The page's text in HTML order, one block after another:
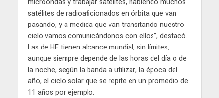
microondas y trabajar satélites, habiendo muchos
satélites de radioaficionados en órbita que van
pasando, y a medida que van transitando nuestro
cielo vamos comunicándonos con ellos”, destacó.
Las de HF tienen alcance mundial, sin límites,
aunque siempre depende de las horas del día o de
la noche, según la banda a utilizar, la época del
año, el ciclo solar que se repite en un promedio de
11 años por ejemplo.